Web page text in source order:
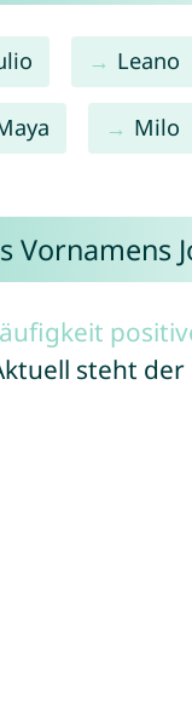
Leano
Milo
Vornamens
steht der